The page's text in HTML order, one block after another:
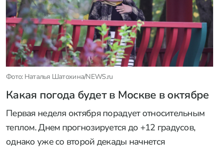
Фото: Наталья Шатохина/NEWS.ru
Какая погода будет в Москве в октябре
Первая неделя октября порадует относительным
теплом. Днем прогнозируется до +12 градусов,
однако уже со второй декады начнется